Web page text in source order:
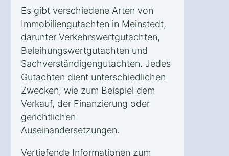
Es gibt verschiedene Arten von
Immobiliengutachten in Meinstedt,
darunter Verkehrswertgutachten,
Beleihungswertgutachten und
Sachverständigengutachten. Jedes
Gutachten dient unterschiedlichen
Zwecken, wie zum Beispiel dem
Verkauf, der Finanzierung oder
gerichtlichen
Auseinandersetzungen.
Vertiefende Informationen zum